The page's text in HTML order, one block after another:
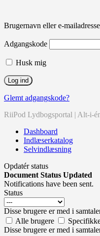
Brugernavn eller e-mailadresse
Adgangskode
Husk mig
Glemt adgangskode?
RiiPod Lydbogsportal | Alt-i-
Dashboard
Indlæserkatalog
Selvindlæsning
Opdatér status
Document Status Updated
Notifications have been sent.
Status
Disse brugere er med i
Alle brugere
Disse brugere er med i